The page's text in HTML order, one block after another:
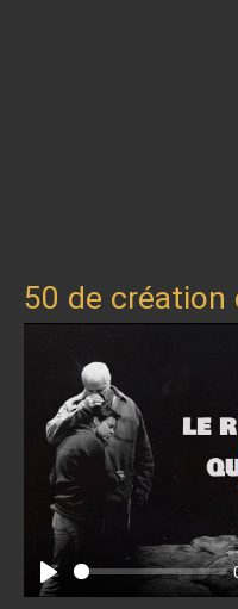
50 de création
Play